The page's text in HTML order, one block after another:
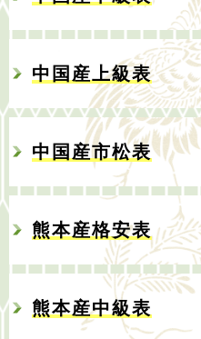
中国産上級表
中国産市松表
熊本産格安表
熊本産中級表